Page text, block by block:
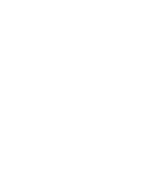
común”. Además,
en Cristo”, los obispos
que la fe en Dios no nos
mágicas, pero sí nos
nuestros talentos al
necesitados en las
donde el aporte de la fe
como la educación,
social, y la defensa de
expresiones”
de la Iglesia Católica –